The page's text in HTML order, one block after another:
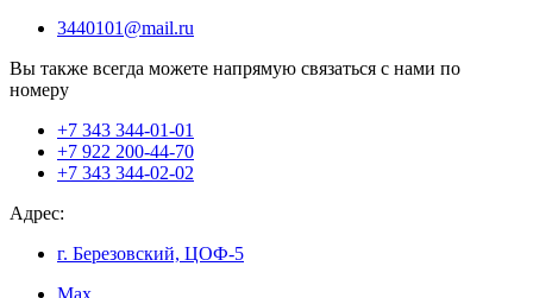
3440101@mail.ru
Вы также всегда можете напрямую связаться с нами по
номеру
+7 343 344-01-01
+7 922 200-44-70
+7 343 344-02-02
Адрес:
г. Березовский, ЦОФ-5